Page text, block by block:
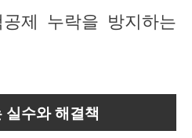
제 누락을 방지하는
수와 해결책